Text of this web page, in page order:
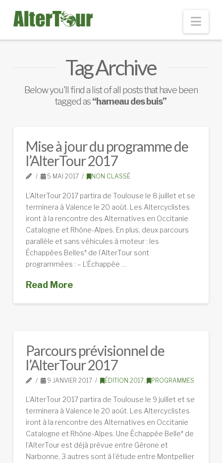
Tag Archive
Below you'll find a list of all posts that have been
tagged as“hameau des buis”
Mise à jour du programme de
l’AlterTour 2017
5 MAI 2017 NON CLASSÉ
L’AlterTour 2017 partira de Toulouse le 8 juillet et se
terminera à Valence le 20 août. Les Altercyclistes
iront à la rencontre des Alternatives en Occitanie
Catalogne et Rhône-Alpes. En plus, deux parcours
parallèle et sans véhicules à moteur : les
Échappées Belles* de l’AlterTour sont
programmées : – L’Échappée …
Read More
Parcours prévisionnel de
l’AlterTour 2017
9 JANVIER 2017 ÉDITION 2017, PROGRAMMES
L’AlterTour 2017 partira de Toulouse le 9 juillet et se
terminera à Valence le 20 août. Les Altercyclistes
iront à la rencontre des Alternatives en Occitanie
Catalogne et Rhône-Alpes. Une Échappée Belle* de
l’AlterTour est déjà prévue entre Gérone et
Narbonne, 3 autres sont à l’étude entre Montpellier